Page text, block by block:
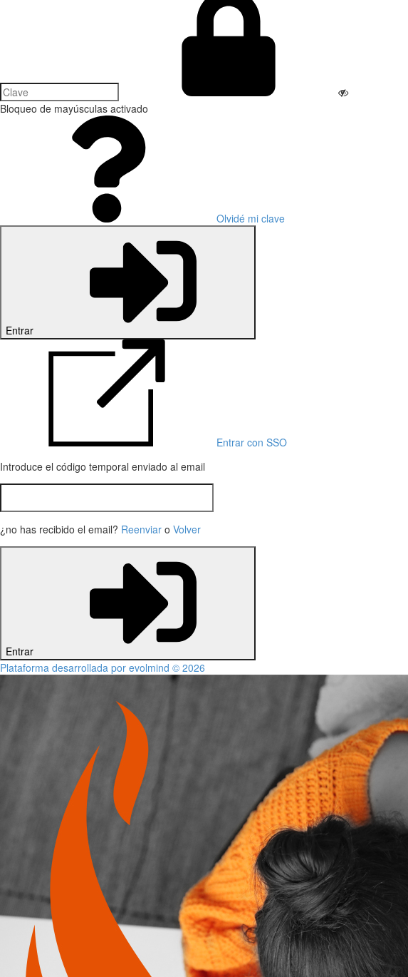
Bloqueo de mayúsculas activado
Olvidé mi clave
Entrar
Entrar con SSO
Introduce el código temporal enviado al email
¿no has recibido el email? Reenviar o Volver
Entrar
Plataforma desarrollada por evolmind © 2026